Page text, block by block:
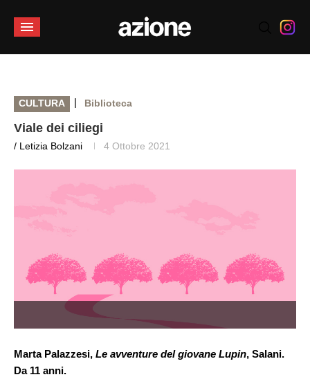
CULTURA | Biblioteca
Viale dei ciliegi
/ Letizia Bolzani 4 Ottobre 2021
Marta Palazzesi, Le avventure del giovane Lupin, Salani.
Da 11 anni.